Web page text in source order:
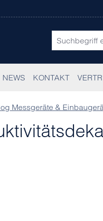
NEWS KONTAKT
Messgeräte &